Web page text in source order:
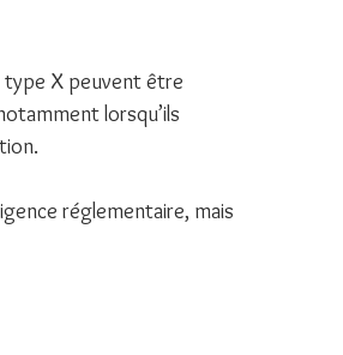
type X peuvent être
lorsqu’ils
réglementaire, mais